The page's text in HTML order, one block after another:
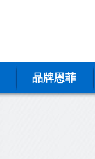
品牌恩菲